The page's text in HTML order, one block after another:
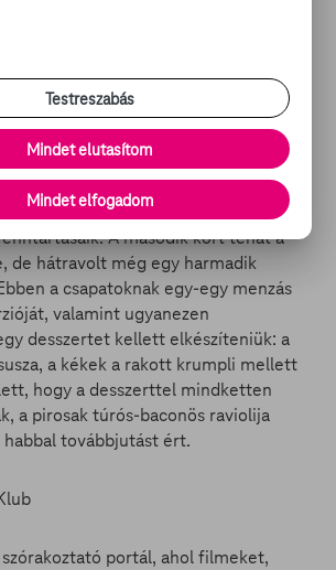
a feladattól, sőt, jóval
dolgoztak. Végül egy kávés
fel szifonos krumplihabbal,
szalonnapörccel és
A séf pedig ízek szempontjából
a kompozíciót, csak a külalakkal
A második kört tehát a
de hátravolt még egy harmadik
a csapatoknak egy-egy menzás
valamint ugyanezen
desszertet kellett elkészíteniük: a
a kékek a rakott krumpli mellett
hogy a desszerttel mindketten
a pirosak túrós-baconös raviolija
továbbjutást ért.
szórakoztató portál, ahol filmeket,
Testreszabás
Mindet elutasítom
Mindet elfogadom